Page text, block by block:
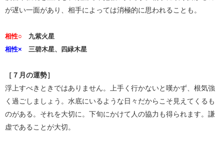
が遅い一面があり、相手によっては消極的に思われることも。
相性○ 九紫火星
相性× 三碧木星、四緑木星
［７月の運勢］
浮上すべきときではありません。上手く行かないと嘆かず、根気強
く過ごしましょう。水底にいるような日々だからこそ見えてくるも
のがある。それを大切に。下旬にかけて人の協力も得られます。謙
虚であることが大切。